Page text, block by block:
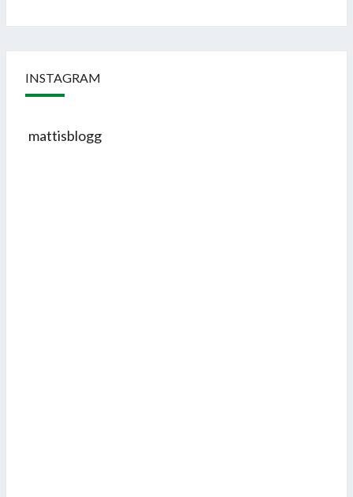
INSTAGRAM
mattisblogg